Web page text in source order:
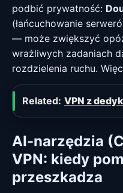
podbić prywatność:
(łańcuchowanie
— może zwiększyć
wrażliwych zadaniach
rozdzielenia ruchu.
Related: VPN z
AI-narzędzia
VPN: kiedy
przeszkadza